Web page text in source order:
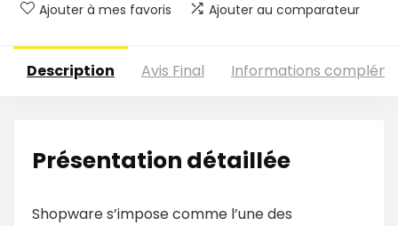
Ajouter à mes favoris Ajouter au comparateur
Description Avis Final Informations
Présentation détaillée
Shopware s’impose comme l’une des